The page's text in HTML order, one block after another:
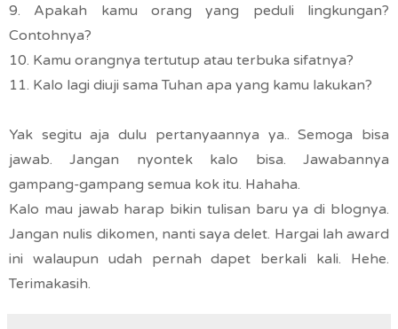
9. Apakah kamu orang yang peduli lingkungan?
Contohnya?
10. Kamu orangnya tertutup atau terbuka sifatnya?
11. Kalo lagi diuji sama Tuhan apa yang kamu lakukan?
Yak segitu aja dulu pertanyaannya ya.. Semoga bisa
jawab. Jangan nyontek kalo bisa. Jawabannya
gampang-gampang semua kok itu. Hahaha.
Kalo mau jawab harap bikin tulisan baru ya di blognya.
Jangan nulis dikomen, nanti saya delet. Hargai lah award
ini walaupun udah pernah dapet berkali kali. Hehe.
Terimakasih.